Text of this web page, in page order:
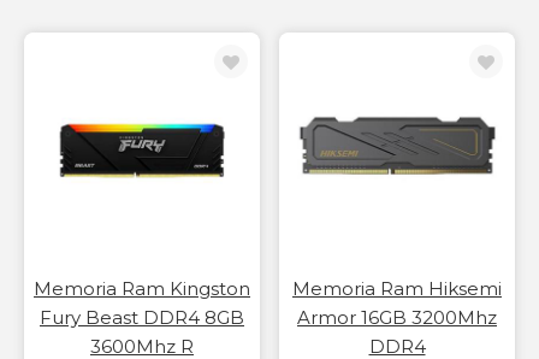
Memoria Ram Kingston
Fury Beast DDR4 8GB
3600Mhz R
Memoria Ram Hiksemi
Armor 16GB 3200Mhz
DDR4